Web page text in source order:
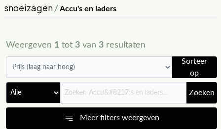
snoeizagen/Accu's en laders
Weergeven 1 tot 3 van 3 resultaten
Sorteer
op
Zoeken
Meer filters weergeven